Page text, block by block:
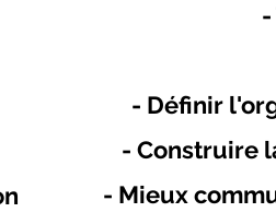
- Définir
- Construire
- Mieux